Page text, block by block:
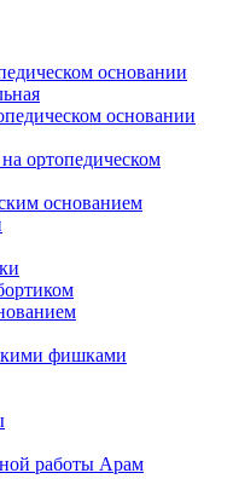
основании
основании
ортопедическом
основанием
фишками
работы Арам